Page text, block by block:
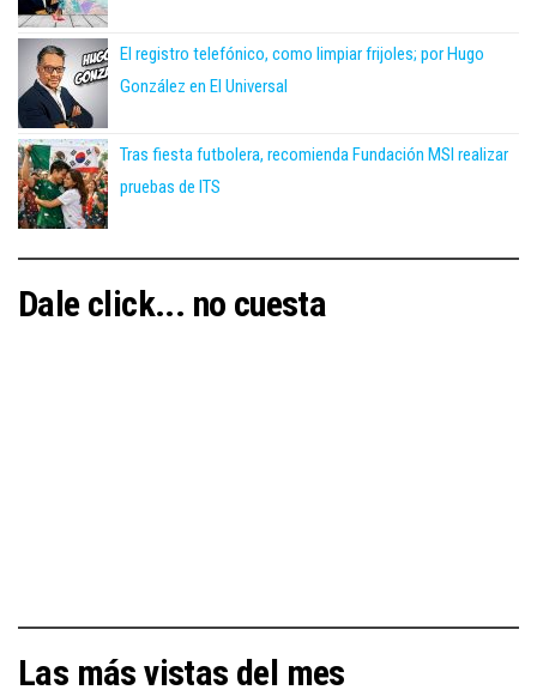
El registro telefónico, como limpiar frijoles; por Hugo
González en El Universal
Tras fiesta futbolera, recomienda Fundación MSI realizar
pruebas de ITS
Dale click... no cuesta
Las más vistas del mes